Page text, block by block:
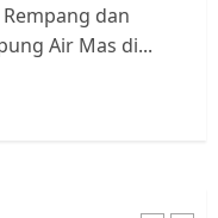
Rempang dan
Air Mas di...
0